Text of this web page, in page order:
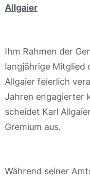
Allgaier
Ihm Rahmen der
langjährige Mitglied
Allgaier feierlich
Jahren engagierter
scheidet Karl
Gremium aus.
Während seiner